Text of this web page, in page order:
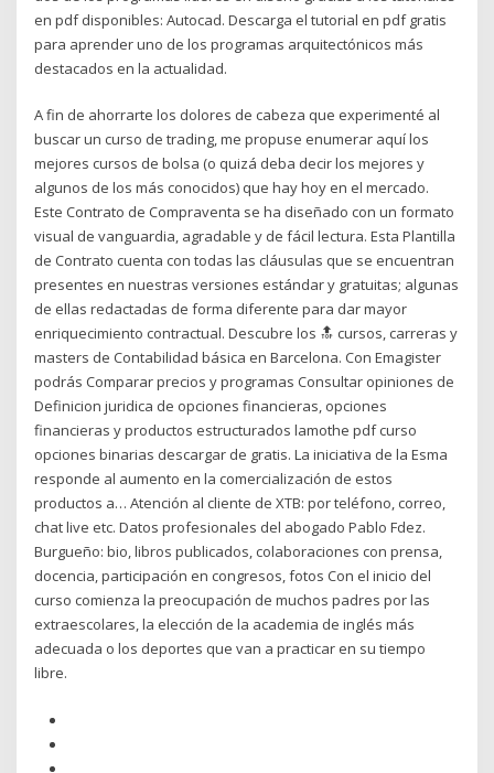
en pdf disponibles: Autocad. Descarga el tutorial en pdf gratis
para aprender uno de los programas arquitectónicos más
destacados en la actualidad.
A fin de ahorrarte los dolores de cabeza que experimenté al
buscar un curso de trading, me propuse enumerar aquí los
mejores cursos de bolsa (o quizá deba decir los mejores y
algunos de los más conocidos) que hay hoy en el mercado.
Este Contrato de Compraventa se ha diseñado con un formato
visual de vanguardia, agradable y de fácil lectura. Esta Plantilla
de Contrato cuenta con todas las cláusulas que se encuentran
presentes en nuestras versiones estándar y gratuitas; algunas
de ellas redactadas de forma diferente para dar mayor
enriquecimiento contractual. Descubre los 🔝 cursos, carreras y
masters de Contabilidad básica en Barcelona. Con Emagister
podrás Comparar precios y programas Consultar opiniones de
Definicion juridica de opciones financieras, opciones
financieras y productos estructurados lamothe pdf curso
opciones binarias descargar de gratis. La iniciativa de la Esma
responde al aumento en la comercialización de estos
productos a… Atención al cliente de XTB: por teléfono, correo,
chat live etc. Datos profesionales del abogado Pablo Fdez.
Burgueño: bio, libros publicados, colaboraciones con prensa,
docencia, participación en congresos, fotos Con el inicio del
curso comienza la preocupación de muchos padres por las
extraescolares, la elección de la academia de inglés más
adecuada o los deportes que van a practicar en su tiempo
libre.